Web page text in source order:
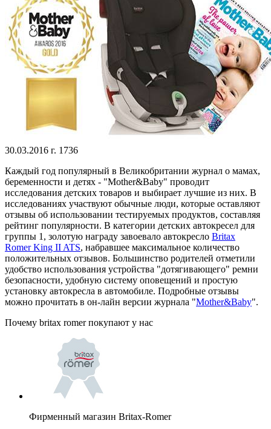
30.03.2016 г. 1736
Каждый год популярный в Великобритании журнал о мамах,
беременности и детях - "Mother&Baby" проводит
исследования детских товаров и выбирает лучшие из них. В
исследованиях участвуют обычные люди, которые оставляют
отзывы об использовании тестируемых продуктов, составляя
рейтинг популярности. В категории детских автокресел для
группы 1, золотую награду завоевало автокресло Britax
Romer King II ATS, набравшее максимальное количество
положительных отзывов. Большинство родителей отметили
удобство использования устройства "дотягивающего" ремни
безопасности, удобную систему оповещений и простую
установку автокресла в автомобиле. Подробные отзывы
можно прочитать в он-лайн версии журнала "Mother&Baby".
Почему britax romer покупают у нас
Фирменный магазин Britax-Romer